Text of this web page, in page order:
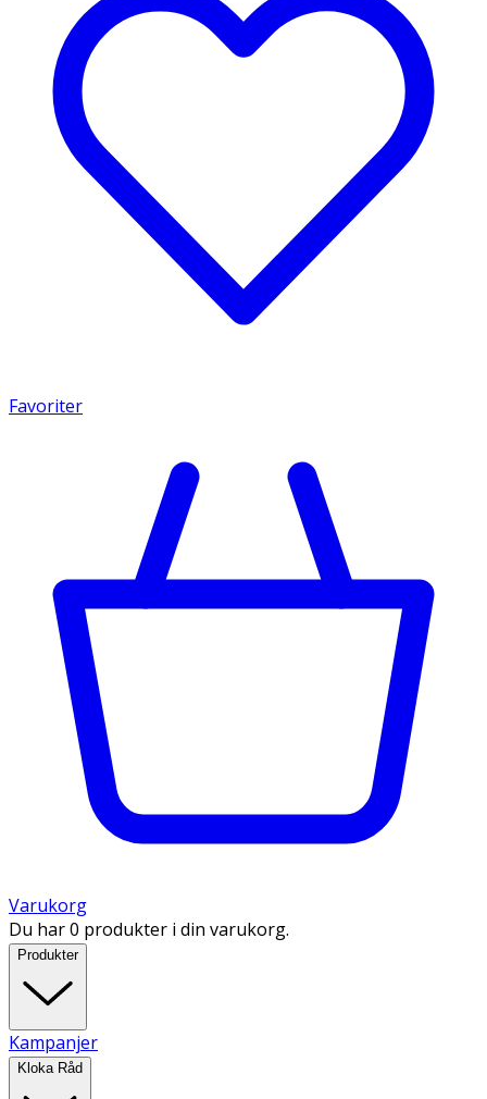
Favoriter
Varukorg
Du har 0 produkter i din varukorg.
Produkter
Kampanjer
Kloka Råd